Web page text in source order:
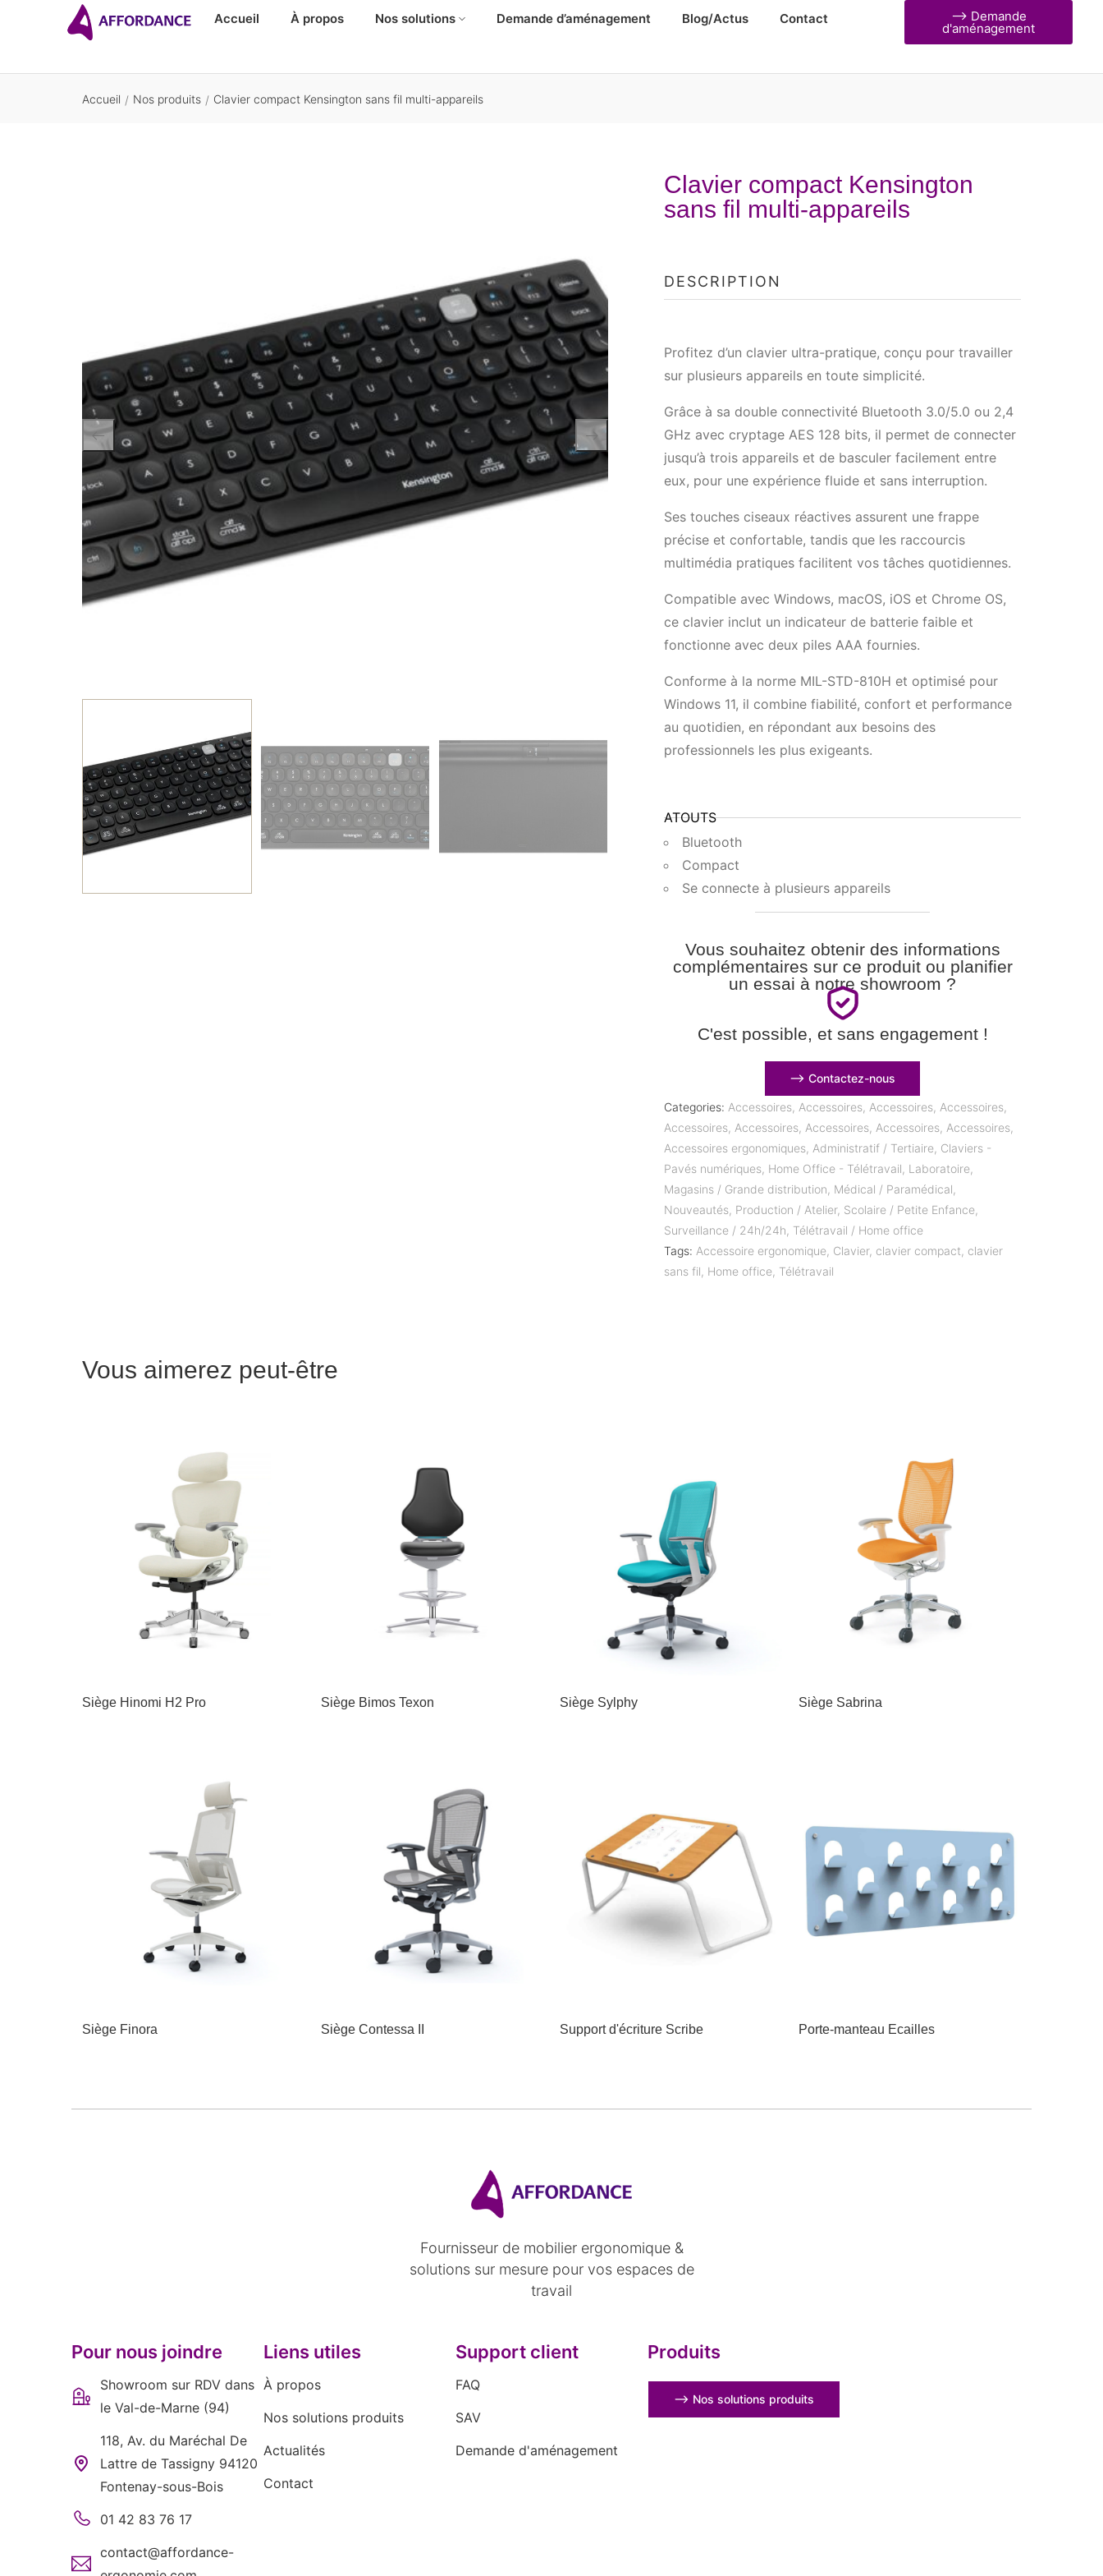
Accueil À propos Nos solutions Demande d’aménagement Blog/Actus Contact ⟶ Demande
d'aménagement
Accueil / Nos produits / Clavier compact Kensington sans fil multi-appareils
Clavier compact Kensington
sans fil multi-appareils
DESCRIPTION
Profitez d’un clavier ultra-pratique, conçu pour travailler
sur plusieurs appareils en toute simplicité.
Grâce à sa double connectivité Bluetooth 3.0/5.0 ou 2,4
GHz avec cryptage AES 128 bits, il permet de connecter
jusqu’à trois appareils et de basculer facilement entre
eux, pour une expérience fluide et sans interruption.
Ses touches ciseaux réactives assurent une frappe
précise et confortable, tandis que les raccourcis
multimédia pratiques facilitent vos tâches quotidiennes.
Compatible avec Windows, macOS, iOS et Chrome OS,
ce clavier inclut un indicateur de batterie faible et
fonctionne avec deux piles AAA fournies.
Conforme à la norme MIL-STD-810H et optimisé pour
Windows 11, il combine fiabilité, confort et performance
au quotidien, en répondant aux besoins des
professionnels les plus exigeants.
ATOUTS
Bluetooth
Compact
Se connecte à plusieurs appareils
Vous souhaitez obtenir des informations
complémentaires sur ce produit ou planifier
un essai à notre showroom ?
C'est possible, et sans engagement !
⟶ Contactez-nous
Categories: Accessoires, Accessoires, Accessoires, Accessoires,
Accessoires, Accessoires, Accessoires, Accessoires, Accessoires,
Accessoires ergonomiques, Administratif / Tertiaire, Claviers -
Pavés numériques, Home Office - Télétravail, Laboratoire,
Magasins / Grande distribution, Médical / Paramédical,
Nouveautés, Production / Atelier, Scolaire / Petite Enfance,
Surveillance / 24h/24h, Télétravail / Home office
Tags: Accessoire ergonomique, Clavier, clavier compact, clavier
sans fil, Home office, Télétravail
Vous aimerez peut-être
Siège Hinomi H2 Pro Siège Bimos Texon Siège Sylphy Siège Sabrina
Siège Finora Siège Contessa II Support d'écriture Scribe Porte-manteau Ecailles
Fournisseur de mobilier ergonomique &
solutions sur mesure pour vos espaces de
travail
Pour nous joindre
Showroom sur RDV dans
le Val-de-Marne (94)
118, Av. du Maréchal De
Lattre de Tassigny 94120
Fontenay-sous-Bois
01 42 83 76 17
contact@affordance-
Liens utiles
À propos
Nos solutions produits
Actualités
Contact
Support client
FAQ
SAV
Demande d'aménagement
Produits
⟶ Nos solutions produits